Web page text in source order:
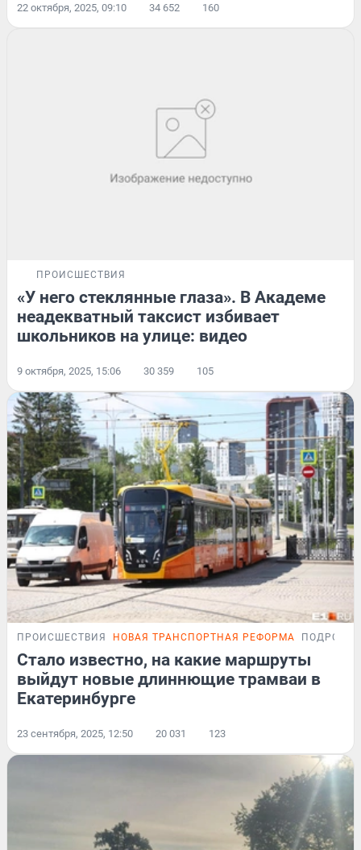
22 октября, 2025, 09:10 34 652 160
ПРОИСШЕСТВИЯ
«У него стеклянные глаза». В Академе
неадекватный таксист избивает
школьников на улице: видео
9 октября, 2025, 15:06 30 359 105
ПРОИСШЕСТВИЯ НОВАЯ ТРАНСПОРТНАЯ РЕФОРМА
Стало известно, на какие маршруты
выйдут новые длиннющие трамваи в
Екатеринбурге
23 сентября, 2025, 12:50 20 031 123